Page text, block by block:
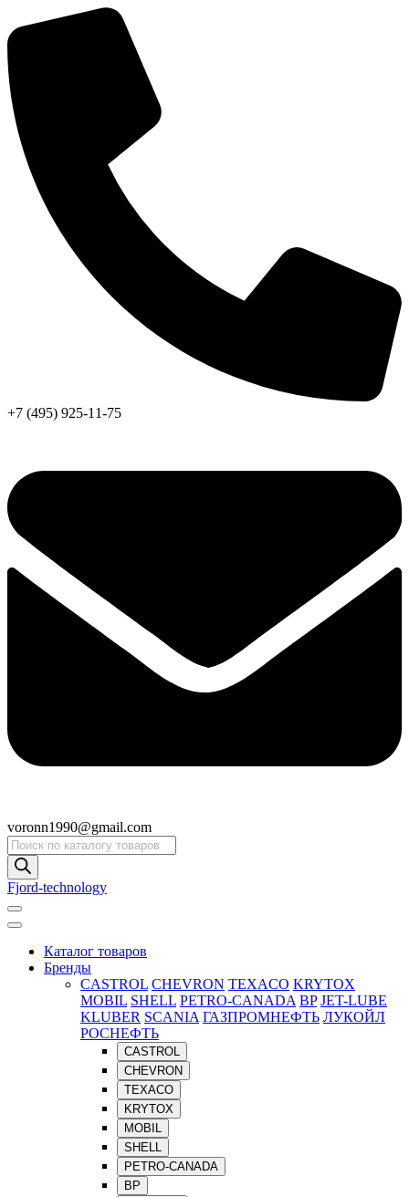
+7 (495) 925-11-75
voronn1990@gmail.com
Поиск
товаров
Fjord-technology
Каталог товаров
Бренды
CASTROL CHEVRON TEXACO KRYTOX
MOBIL SHELL PETRO-CANADA BP JET-LUBE
KLUBER SCANIA ГАЗПРОМНЕФТЬ ЛУКОЙЛ
РОСНЕФТЬ
CASTROL
CHEVRON
TEXACO
KRYTOX
MOBIL
SHELL
PETRO-CANADA
BP